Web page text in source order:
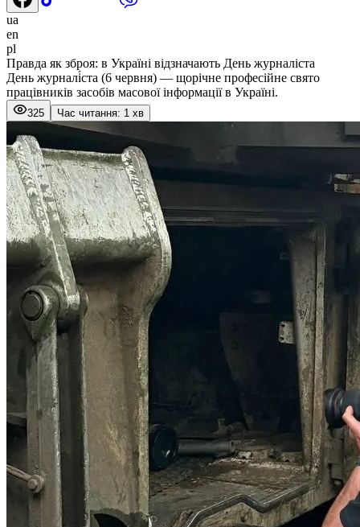
ua
en
pl
Правда як зброя: в Україні відзначають День журналіста
День журналі́ста (6 червня) — щорічне професійне свято
працівників засобів масової інформації в Україні.
325 Час читання: 1 хв